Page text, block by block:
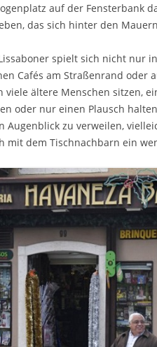
auf der Fensterbank
das sich hinter den
spielt sich nicht nur
Cafés am Straßenrand oder
viele ältere Menschen sitzen,
oder nur einen Plausch
Augenblick zu verweilen,
mit dem Tischnachbarn ein